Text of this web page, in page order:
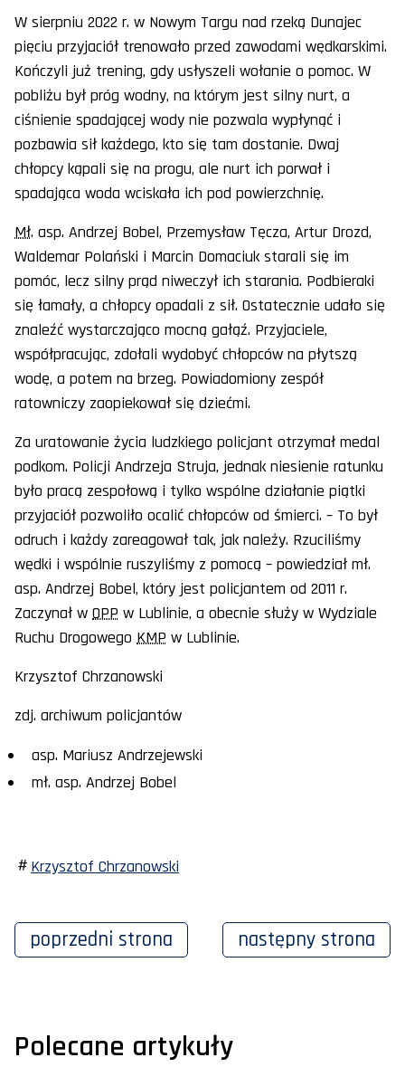
W sierpniu 2022 r. w Nowym Targu nad rzeką Dunajec
pięciu przyjaciół trenowało przed zawodami wędkarskimi.
Kończyli już trening, gdy usłyszeli wołanie o pomoc. W
pobliżu był próg wodny, na którym jest silny nurt, a
ciśnienie spadającej wody nie pozwala wypłynąć i
pozbawia sił każdego, kto się tam dostanie. Dwaj
chłopcy kąpali się na progu, ale nurt ich porwał i
spadająca woda wciskała ich pod powierzchnię.
Mł. asp. Andrzej Bobel, Przemysław Tęcza, Artur Drozd,
Waldemar Polański i Marcin Domaciuk starali się im
pomóc, lecz silny prąd niweczył ich starania. Podbieraki
się łamały, a chłopcy opadali z sił. Ostatecznie udało się
znaleźć wystarczająco mocną gałąź. Przyjaciele,
współpracując, zdołali wydobyć chłopców na płytszą
wodę, a potem na brzeg. Powiadomiony zespół
ratowniczy zaopiekował się dziećmi.
Za uratowanie życia ludzkiego policjant otrzymał medal
podkom. Policji Andrzeja Struja, jednak niesienie ratunku
było pracą zespołową i tylko wspólne działanie piątki
przyjaciół pozwoliło ocalić chłopców od śmierci. – To był
odruch i każdy zareagował tak, jak należy. Rzuciliśmy
wędki i wspólnie ruszyliśmy z pomocą – powiedział mł.
asp. Andrzej Bobel, który jest policjantem od 2011 r.
Zaczynał w OPP w Lublinie, a obecnie służy w Wydziale
Ruchu Drogowego KMP w Lublinie.
Krzysztof Chrzanowski
zdj. archiwum policjantów
asp. Mariusz Andrzejewski
mł. asp. Andrzej Bobel
Krzysztof Chrzanowski
poprzedni strona następny strona
Polecane artykuły